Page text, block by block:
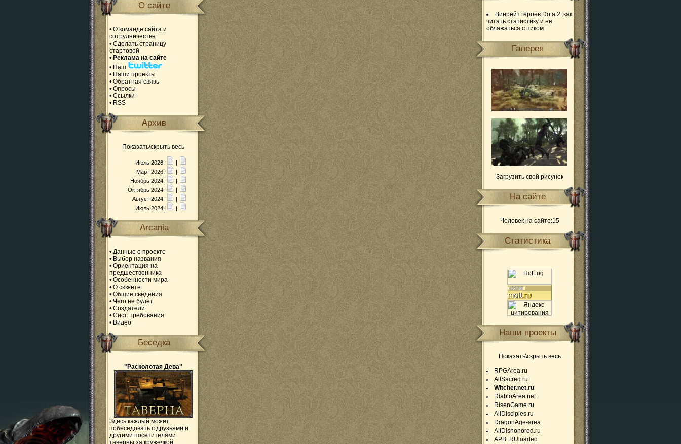
О сайте
• О команде сайта и
сотрудничестве
• Сделать страницу
стартовой
• Реклама на сайте
• Наш
• Наши проекты
• Обратная связь
• Опросы
• Ссылки
• RSS
Архив
Показать\скрыть весь
Июль 2026:
|
Март 2026:
|
Ноябрь 2024:
|
Октябрь 2024:
|
Август 2024:
|
Июль 2024:
|
Arcania
• Данные о проекте
• Выбор названия
• Ориентация на
предшественника
• Особенности мира
• О сюжете
• Общие сведения
• Чего не будет
• Создатели
• Сист. требования
• Видео
Беседка
"Расколотая Дева"
Здесь каждый может
побеседовать с друзьями и
другими посетителями
таверны за кружечкой
Винрейт героев Dota 2: как
читать статистику и не
облажаться с пиком
Галерея
Загрузить свой рисунок
На сайте
Человек на сайте:15
Статистика
Наши проекты
Показать\скрыть весь
RPGArea.ru
AllSacred.ru
Witcher.net.ru
DiabloArea.net
RisenGame.ru
AllDisciples.ru
DragonAge-area
AllDishonored.ru
APB: RUloaded